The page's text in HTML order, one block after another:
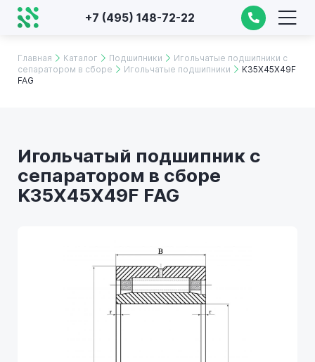
+7 (495) 148-72-22
Главная Каталог Подшипники
Игольчатые подшипники с
сепаратором в сборе
Игольчатые подшипники
K35X45X49F
FAG
Игольчатый подшипник с
сепаратором в сборе
K35X45X49F FAG